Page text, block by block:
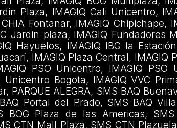
Plaza, IMAGIQ Cali Unicentro,
Fontanar, IMAGIQ Chipichape,
Jardin plaza, IMAGIQ Fundadores
Hayuelos, IMAGIQ IBG la
IMAGIQ Plaza Central, IMAGIQ
PSO Unicentro, IMAGIQ PSO
Unicentro Bogota, IMAGIQ VVC
PARQUE ALEGRA, SMS BAQ
Portal del Prado, SMS BAQ
BOG Plaza de las Americas,
CTN Mall Plaza, SMS CTN